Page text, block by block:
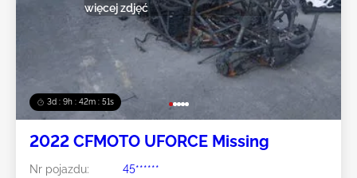
3d : 9h : 42m : 49s
więcej zdjęć
2022 CFMOTO UFORCE Missing
Nr pojazdu:
45******